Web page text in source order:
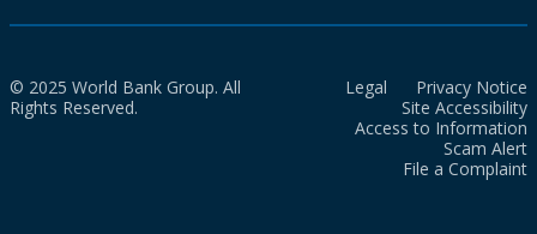
© 2025 World Bank Group. All
Rights Reserved.
Legal
Privacy Notice
Site Accessibility
Access to Information
Scam Alert
File a Complaint